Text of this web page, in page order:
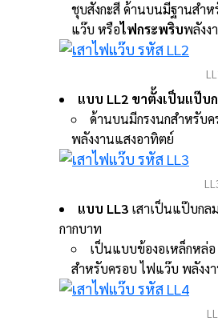
ชุบสังกะสี ด้านบนมีฐานสำห
แว๊บ หรือไฟกระพริบพลังง
แบบ LL2 ขาตั้งเป็นแป๊บ
ด้านบนมีกรงนกสำหรับ
พลังงานแสงอาทิตย์
แบบ LL3 เสาเป็นแป๊บกล
กากบาท
เป็นแบบข้องอเหล็กหล่
สำหรับครอบ ไฟแว๊บ พลังง